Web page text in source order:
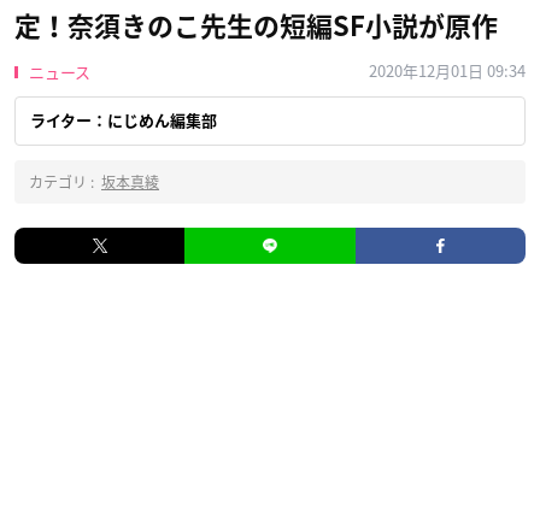
定！奈須きのこ先生の短編SF小説が原作
ニュース 2020年12月01日 09:34
ライター：にじめん編集部
カテゴリ : 坂本真綾